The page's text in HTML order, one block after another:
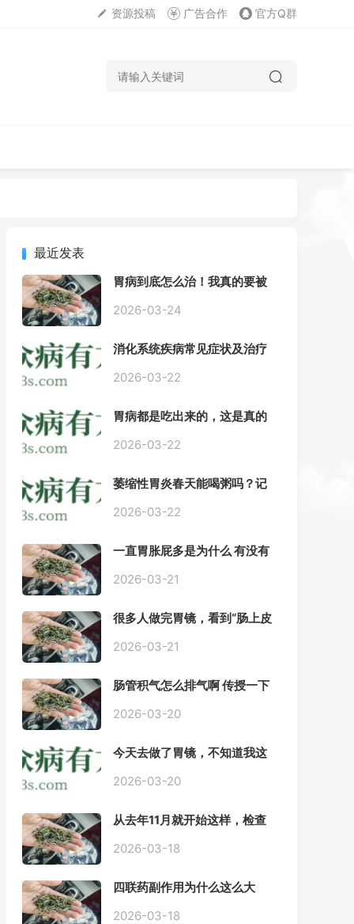
资源投稿 广告合作 官方Q群
最近发表
胃病到底怎么治！我真的要被
2026-03-24
消化系统疾病常见症状及治疗
案
2026-03-22
胃病都是吃出来的，这是真的
2026-03-22
萎缩性胃炎春天能喝粥吗？记
2026-03-22
一直胃胀屁多是为什么 有没有
2026-03-21
很多人做完胃镜，看到“肠上皮
己上网查又吓睡不着，到底严
2026-03-21
肠管积气怎么排气啊 传授一下
2026-03-20
今天去做了胃镜，不知道我这
2026-03-20
从去年11月就开始这样，检查
是轻微的胃炎，胃不疼，但是
感，打出来就好一些，还一直
打空嗝，各种药吃了都没效果
2026-03-18
四联药副作用为什么这么大
2026-03-18